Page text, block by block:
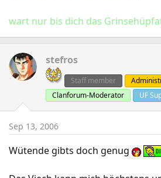
wart nur bis dich das
stefros
Staff member
Clanforum-Moderator
UF
Sep 13, 2006
Wütende gibts doch genug